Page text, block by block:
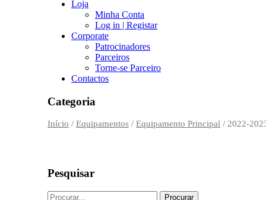
Loja
Minha Conta
Log in | Registar
Corporate
Patrocinadores
Parceiros
Torne-se Parceiro
Contactos
Categoria
Início / Equipamentos / Equipamento Principal / 2022-
Pesquisar